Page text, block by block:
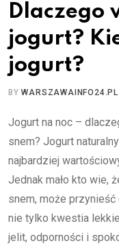
Dlaczego
jogurt?
jogurt?
BYWARSZAWAINFO24.PL
Jogurt na noc –
snem? Jogurt
najbardziej
Jednak mało kto wie,
snem, może
nie tylko kwestia
jelit, odporności i